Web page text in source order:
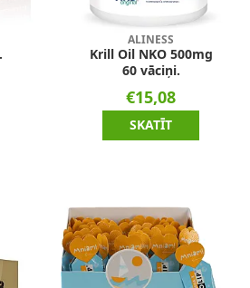
ALINESS
Krill Oil NKO 500mg
60 vāciņi.
€15,08
SKATĪT